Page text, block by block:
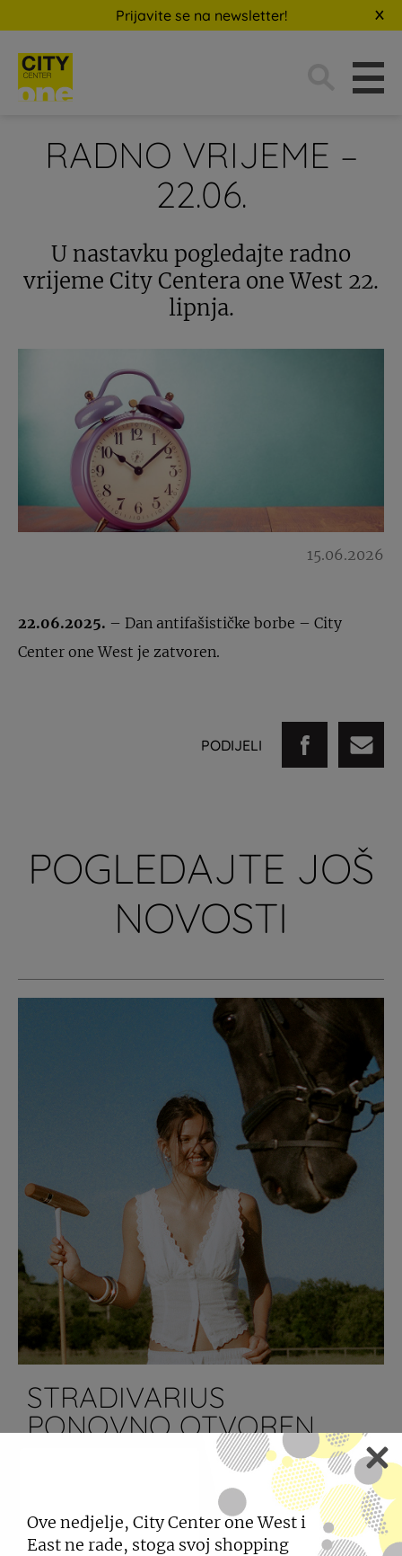
Prijavite se na newsletter!
RADNO VRIJEME –
22.06.
U nastavku pogledajte radno
vrijeme City Centera one West 22.
lipnja.
15.06.2026
22.06.2025. – Dan antifašističke borbe – City
Center one West je zatvoren.
PODIJELI
POGLEDAJTE JOŠ
NOVOSTI
STRADIVARIUS
PONOVNO OTVOREN
Na 1. katu centra posjetite preuređenu
Stradivarius trgovinu.
Ove nedjelje, City Center one West i
East ne rade, stoga svoj shopping